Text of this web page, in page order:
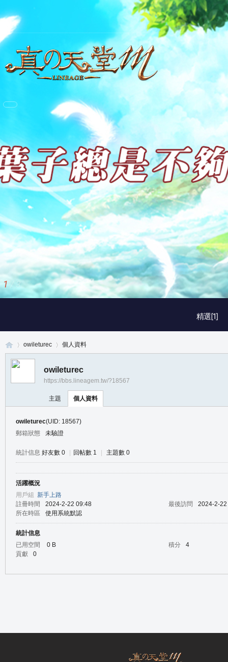
精選[1]
1 / 3
owileturec 個人資料
owileturec
https://bbs.lineagem.tw/?18567
主題 個人資料
owileturec(UID: 18567)
郵箱狀態
未驗證
統計信息 好友數 0 回帖數 1 主題數 0
活躍概況
用戶組 新手上路
註冊時間
2024-2-22 09:48 最後訪問
2024-2-
所在時區
使用系統默認
統計信息
已用空間
0 B 積分
4
貢獻
0